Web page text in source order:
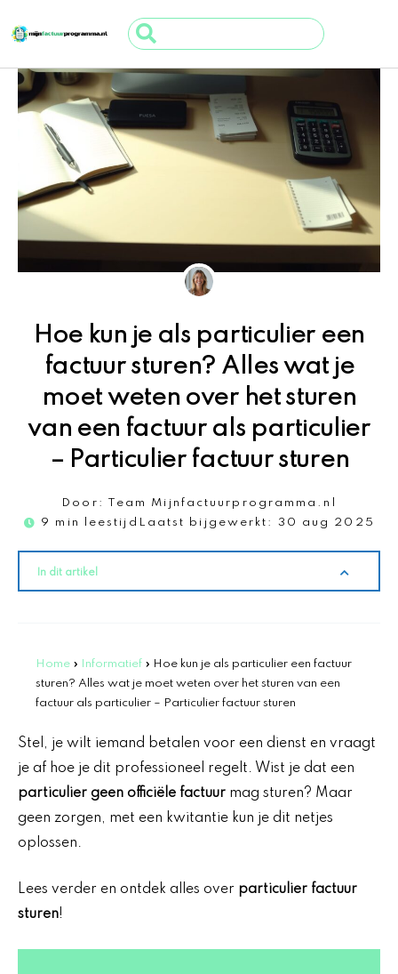
naar
de
inhoud
Search
...
Hoe kun je als particulier een
factuur sturen? Alles wat je
moet weten over het sturen
van een factuur als particulier
– Particulier factuur sturen
Door:
Team Mijnfactuurprogramma.nl
9 min leestijd Laatst bijgewerkt: 30 aug 2025
In dit artikel
Home » Informatief » Hoe kun je als particulier een factuur
sturen? Alles wat je moet weten over het sturen van een
factuur als particulier – Particulier factuur sturen
Stel, je wilt iemand betalen voor een dienst en vraagt
je af hoe je dit professioneel regelt. Wist je dat een
particulier geen officiële factuur mag sturen? Maar
geen zorgen, met een kwitantie kun je dit netjes
oplossen.
Lees verder en ontdek alles over particulier factuur
sturen!